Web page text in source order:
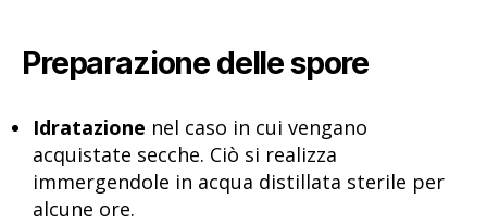
Preparazione delle spore
Idratazione nel caso in cui vengano
acquistate secche. Ciò si realizza
immergendole in acqua distillata sterile per
alcune ore.